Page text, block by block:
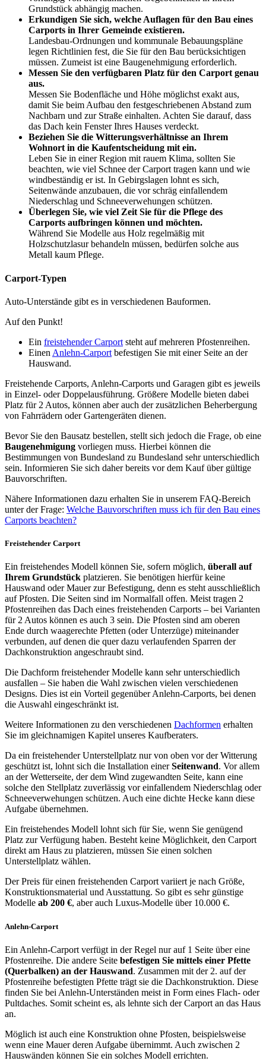
Grundstück abhängig machen.
Erkundigen Sie sich, welche Auflagen für den Bau eines
Carports in Ihrer Gemeinde existieren.
Landesbau-Ordnungen und kommunale Bebauungspläne
legen Richtlinien fest, die Sie für den Bau berücksichtigen
müssen. Zumeist ist eine Baugenehmigung erforderlich.
Messen Sie den verfügbaren Platz für den Carport genau
aus.
Messen Sie Bodenfläche und Höhe möglichst exakt aus,
damit Sie beim Aufbau den festgeschriebenen Abstand zum
Nachbarn und zur Straße einhalten. Achten Sie darauf, dass
das Dach kein Fenster Ihres Hauses verdeckt.
Beziehen Sie die Witterungsverhältnisse an Ihrem
Wohnort in die Kaufentscheidung mit ein.
Leben Sie in einer Region mit rauem Klima, sollten Sie
beachten, wie viel Schnee der Carport tragen kann und wie
windbeständig er ist. In Gebirgslagen lohnt es sich,
Seitenwände anzubauen, die vor schräg einfallendem
Niederschlag und Schneeverwehungen schützen.
Überlegen Sie, wie viel Zeit Sie für die Pflege des
Carports aufbringen können und möchten.
Während Sie Modelle aus Holz regelmäßig mit
Holzschutzlasur behandeln müssen, bedürfen solche aus
Metall kaum Pflege.
Carport-Typen
Auto-Unterstände gibt es in verschiedenen Bauformen.
Auf den Punkt!
Ein freistehender Carport steht auf mehreren Pfostenreihen.
Einen Anlehn-Carport befestigen Sie mit einer Seite an der
Hauswand.
Freistehende Carports, Anlehn-Carports und Garagen gibt es jeweils
in Einzel- oder Doppelausführung. Größere Modelle bieten dabei
Platz für 2 Autos, können aber auch der zusätzlichen Beherbergung
von Fahrrädern oder Gartengeräten dienen.
Bevor Sie den Bausatz bestellen, stellt sich jedoch die Frage, ob eine
Baugenehmigung vorliegen muss. Hierbei können die
Bestimmungen von Bundesland zu Bundesland sehr unterschiedlich
sein. Informieren Sie sich daher bereits vor dem Kauf über gültige
Bauvorschriften.
Nähere Informationen dazu erhalten Sie in unserem FAQ-Bereich
unter der Frage: Welche Bauvorschriften muss ich für den Bau eines
Carports beachten?
Freistehender Carport
Ein freistehendes Modell können Sie, sofern möglich, überall auf
Ihrem Grundstück platzieren. Sie benötigen hierfür keine
Hauswand oder Mauer zur Befestigung, denn es steht ausschließlich
auf Pfosten. Die Seiten sind im Normalfall offen. Meist tragen 2
Pfostenreihen das Dach eines freistehenden Carports – bei Varianten
für 2 Autos können es auch 3 sein. Die Pfosten sind am oberen
Ende durch waagerechte Pfetten (oder Unterzüge) miteinander
verbunden, auf denen die quer dazu verlaufenden Sparren der
Dachkonstruktion angeschraubt sind.
Die Dachform freistehender Modelle kann sehr unterschiedlich
ausfallen – Sie haben die Wahl zwischen vielen verschiedenen
Designs. Dies ist ein Vorteil gegenüber Anlehn-Carports, bei denen
die Auswahl eingeschränkt ist.
Weitere Informationen zu den verschiedenen Dachformen erhalten
Sie im gleichnamigen Kapitel unseres Kaufberaters.
Da ein freistehender Unterstellplatz nur von oben vor der Witterung
geschützt ist, lohnt sich die Installation einerSeitenwand. Vor allem
an der Wetterseite, der dem Wind zugewandten Seite, kann eine
solche den Stellplatz zuverlässig vor einfallendem Niederschlag oder
Schneeverwehungen schützen. Auch eine dichte Hecke kann diese
Aufgabe übernehmen.
Ein freistehendes Modell lohnt sich für Sie, wenn Sie genügend
Platz zur Verfügung haben. Besteht keine Möglichkeit, den Carport
direkt am Haus zu platzieren, müssen Sie einen solchen
Unterstellplatz wählen.
Der Preis für einen freistehenden Carport variiert je nach Größe,
Konstruktionsmaterial und Ausstattung. So gibt es sehr günstige
Modelle ab 200 €, aber auch Luxus-Modelle über 10.000 €.
Anlehn-Carport
Ein Anlehn-Carport verfügt in der Regel nur auf 1 Seite über eine
Pfostenreihe. Die andere Seite befestigen Sie mittels einer Pfette
(Querbalken) an der Hauswand. Zusammen mit der 2. auf der
Pfostenreihe befestigten Pfette trägt sie die Dachkonstruktion. Diese
finden Sie bei Anlehn-Unterständen meist in Form eines Flach- oder
Pultdaches. Somit scheint es, als lehnte sich der Carport an das Haus
an.
Möglich ist auch eine Konstruktion ohne Pfosten, beispielsweise
wenn eine Mauer deren Aufgabe übernimmt. Auch zwischen 2
Hauswänden können Sie ein solches Modell errichten.